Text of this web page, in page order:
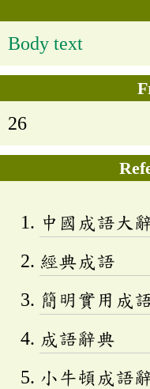
Body text
26
中國成語大
經典成語
簡明實用成
成語辭典
小牛頓成語